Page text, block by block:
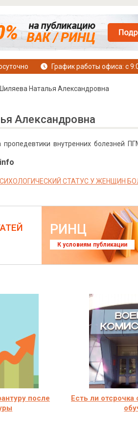
График работы офиса: с
Наталья Александровна
Александровна
пропедевтики внутренних болезней
СТАТУС У ЖЕНЩИН
РИНЦ
К условиям публикации
после
Есть ли отсрочка